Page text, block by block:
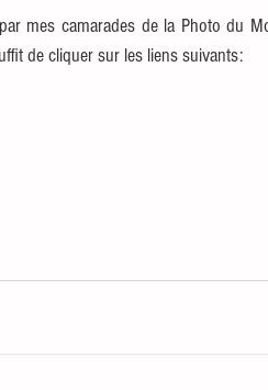
mes camarades de la Photo du
de cliquer sur les liens suivants: